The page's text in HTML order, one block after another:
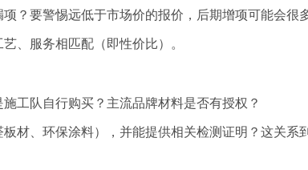
？要警惕远低于市场价的报价，后期增项可能会很多
、服务相匹配（即性价比）。
工队自行购买？主流品牌材料是否有授权？
材、环保涂料），并能提供相关检测证明？这关系